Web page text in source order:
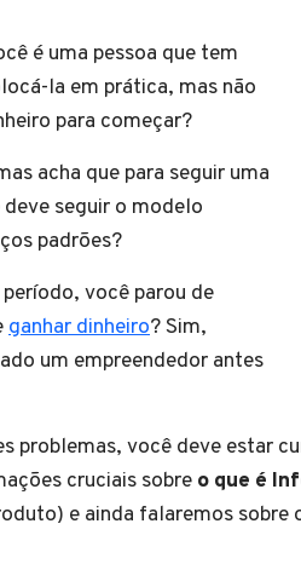
é uma pessoa que tem
la em prática, mas não
para começar?
acha que para seguir uma
seguir o modelo
padrões?
você parou de
ganhar dinheiro? Sim,
um empreendedor antes
problemas, você deve estar
cruciais sobre o que é
e ainda falaremos sobre